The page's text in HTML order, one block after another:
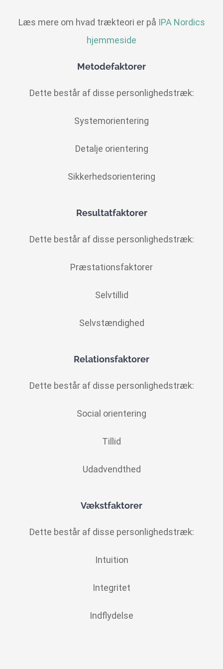
Læs mere om hvad trækteori er på IPA Nordics
hjemmeside
Metodefaktorer
Dette består af disse personlighedstræk:
Systemorientering
Detalje orientering
Sikkerhedsorientering
Resultatfaktorer
Dette består af disse personlighedstræk:
Præstationsfaktorer
Selvtillid
Selvstændighed
Relationsfaktorer
Dette består af disse personlighedstræk:
Social orientering
Tillid
Udadvendthed
Vækstfaktorer
Dette består af disse personlighedstræk:
Intuition
Integritet
Indflydelse